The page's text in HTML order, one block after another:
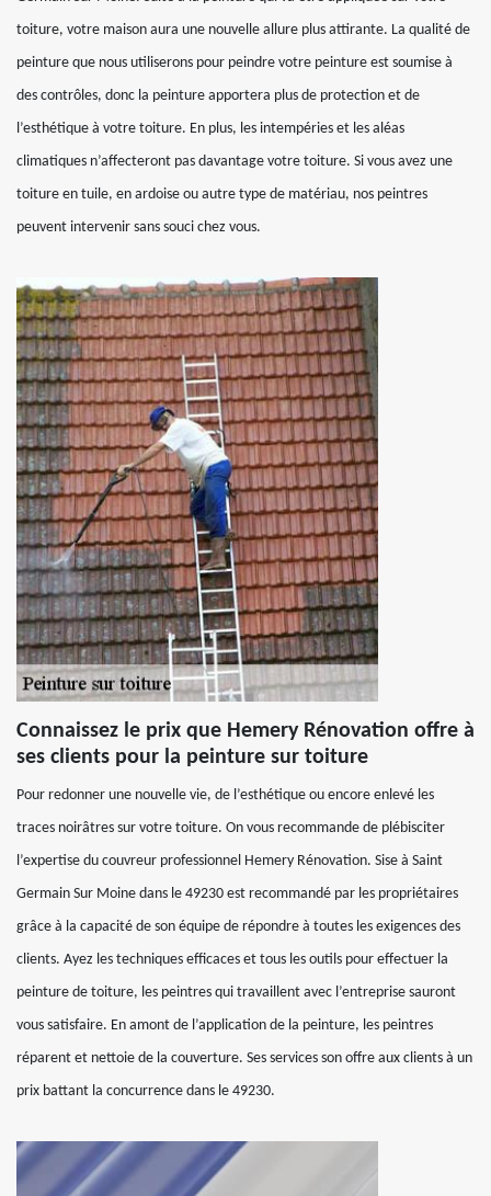
toiture, votre maison aura une nouvelle allure plus attirante. La qualité de
peinture que nous utiliserons pour peindre votre peinture est soumise à
des contrôles, donc la peinture apportera plus de protection et de
l’esthétique à votre toiture. En plus, les intempéries et les aléas
climatiques n’affecteront pas davantage votre toiture. Si vous avez une
toiture en tuile, en ardoise ou autre type de matériau, nos peintres
peuvent intervenir sans souci chez vous.
Connaissez le prix que Hemery Rénovation offre à
ses clients pour la peinture sur toiture
Pour redonner une nouvelle vie, de l’esthétique ou encore enlevé les
traces noirâtres sur votre toiture. On vous recommande de plébisciter
l’expertise du couvreur professionnel Hemery Rénovation. Sise à Saint
Germain Sur Moine dans le 49230 est recommandé par les propriétaires
grâce à la capacité de son équipe de répondre à toutes les exigences des
clients. Ayez les techniques efficaces et tous les outils pour effectuer la
peinture de toiture, les peintres qui travaillent avec l’entreprise sauront
vous satisfaire. En amont de l’application de la peinture, les peintres
réparent et nettoie de la couverture. Ses services son offre aux clients à un
prix battant la concurrence dans le 49230.